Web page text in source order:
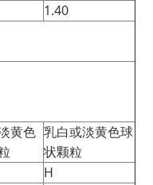
1.40
黄色 乳白或淡黄色球
状颗粒
H